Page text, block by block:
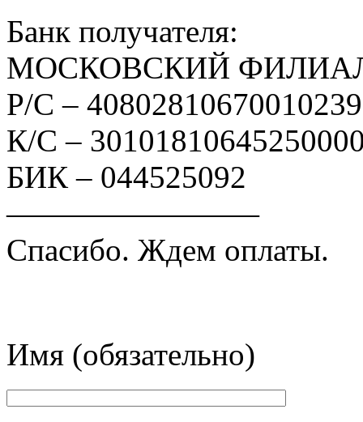
Банк получателя:
МОСКОВСКИЙ
Р/С –
К/С –
БИК – 044525092
————————
Спасибо. Ждем оплаты.
Имя (обязательно)